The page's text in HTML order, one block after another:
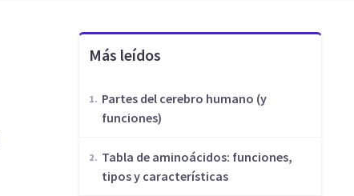
Más leídos
Partes del cerebro humano (y
funciones)
​Tabla de aminoácidos: funciones,
tipos y características